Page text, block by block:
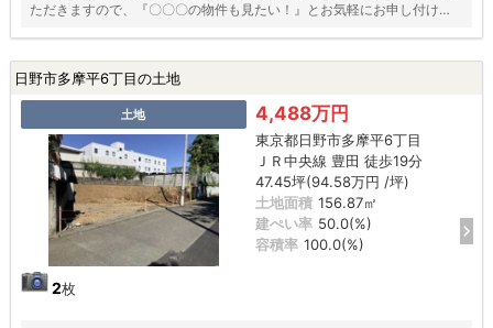
ただきますので、『〇〇〇の物件も見たい！』とお気軽にお申し付けく
日野市多摩平6丁目の土地
土地
2枚
4,488万円
東京都日野市多摩平6丁目
ＪＲ中央線 豊田 徒歩19分
47.45坪(94.58万円 /坪)
土地面積 156.87㎡
建ぺい率 50.0(%)
容積率 100.0(%)